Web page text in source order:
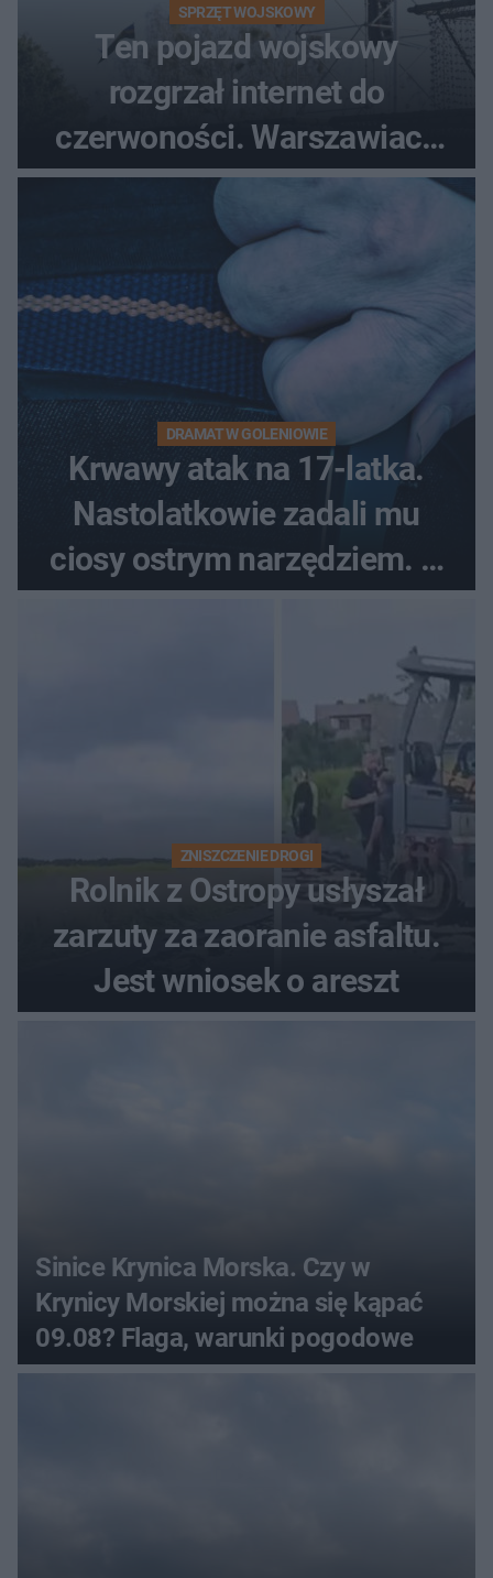
SPRZĘT WOJSKOWY
Ten pojazd wojskowy
rozgrzał internet do
czerwoności. Warszawiacy
pytali, czy to Mad Max!
DRAMAT W GOLENIOWIE
Krwawy atak na 17-latka.
Nastolatkowie zadali mu
ciosy ostrym narzędziem. O
ich losach zdecyduje sąd
ZNISZCZENIE DROGI
Rolnik z Ostropy usłyszał
zarzuty za zaoranie asfaltu.
Jest wniosek o areszt
Sinice Krynica Morska. Czy w
Krynicy Morskiej można się kąpać
09.08? Flaga, warunki pogodowe